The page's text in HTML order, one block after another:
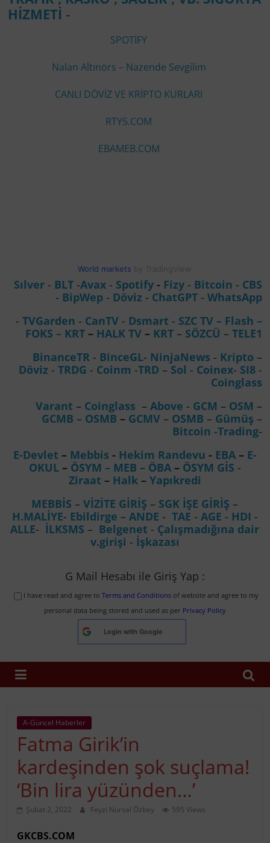
HİZMETİ -
SPOTİFY
Nalan Altınörs – Nazende Sevgilim
CANLI DÖVİZ VE KRİPTO KURLARI
RTY5.COM
EBAMEB.COM
World markets
Sılver- BLT-Avax- Spotify- Fizy- Bitcoin - CBS
- BipWep- Döviz - ChatGPT- WhatsApp
- TVGarden - CanTV- Dsmart - SZC TV – Flash –
FOKS – KRT– HALK TV– KRT– SÖZCÜ – TELE1
BinanceTR- BinceGL- NinjaNews - Kripto –
Döviz - TRDG - Coinm -TRD – Sol - Coinex- SI8-
Coinglass
Varant – Coinglass – Above - GCM – OSM –
GCMB – OSMB – GCMV – OSMB – Gümüş –
Bitcoin -Trading-
E-Devlet – Mebbis - Hekim Randevu - EBA– E-
OKUL– ÖSYM – MEB – ÖBA– ÖSYM GİS -
Ziraat – Halk– Yapıkredi
MEBBİS –VİZİTE GİRİŞ – SGK İŞE GİRİŞ –
H.MALİYE- Ebildirge – ANDE - TAE - AGE - HDI -
ALLE- İLKSMS – Belgenet - Çalışmadığına dair
v.girişi - İşkazası
G Mail Hesabı ile Giriş Yap :
I have read and agree to Terms and Conditionsof website and agree to my
personal data being stored and used as per Privacy Policy
Login with Google
A-Güncel Haberler
Fatma Girik’in
kardeşinden şok suçlama!
‘Bin lira yüzünden…’
Şubat 2, 2022 Feyzi Nursal Özbey 595 Views
GKCBS.COM